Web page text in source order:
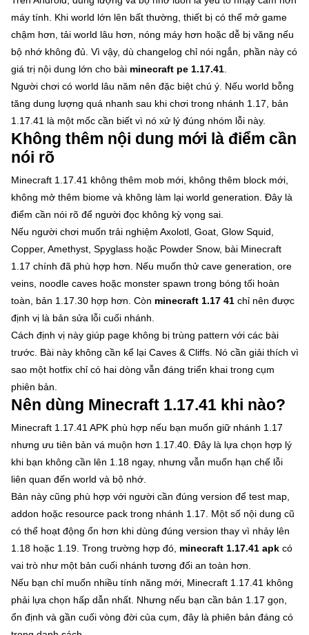
máy tính. Khi world lớn lên bất thường, thiết bị có thể mở game
chậm hơn, tải world lâu hơn, nóng máy hơn hoặc dễ bị văng nếu
bộ nhớ không đủ. Vì vậy, dù changelog chỉ nói ngắn, phần này có
giá trị nội dung lớn cho bài minecraft pe 1.17.41.
Người chơi có world lâu năm nên đặc biệt chú ý. Nếu world bỗng
tăng dung lượng quá nhanh sau khi chơi trong nhánh 1.17, bản
1.17.41 là một mốc cần biết vì nó xử lý đúng nhóm lỗi này.
Không thêm nội dung mới là điểm cần
nói rõ
Minecraft 1.17.41 không thêm mob mới, không thêm block mới,
không mở thêm biome và không làm lại world generation. Đây là
điểm cần nói rõ để người đọc không kỳ vọng sai.
Nếu người chơi muốn trải nghiệm Axolotl, Goat, Glow Squid,
Copper, Amethyst, Spyglass hoặc Powder Snow, bài Minecraft
1.17 chính đã phù hợp hơn. Nếu muốn thử cave generation, ore
veins, noodle caves hoặc monster spawn trong bóng tối hoàn
toàn, bản 1.17.30 hợp hơn. Còn minecraft 1.17 41chỉ nên được
định vị là bản sửa lỗi cuối nhánh.
Cách định vị này giúp page không bị trùng pattern với các bài
trước. Bài này không cần kể lại Caves & Cliffs. Nó cần giải thích vì
sao một hotfix chỉ có hai dòng vẫn đáng triển khai trong cụm
phiên bản.
Nên dùng Minecraft 1.17.41 khi nào?
Minecraft 1.17.41 APK phù hợp nếu bạn muốn giữ nhánh 1.17
nhưng ưu tiên bản vá muộn hơn 1.17.40. Đây là lựa chọn hợp lý
khi bạn không cần lên 1.18 ngay, nhưng vẫn muốn hạn chế lỗi
liên quan đến world và bộ nhớ.
Bản này cũng phù hợp với người cần đúng version để test map,
addon hoặc resource pack trong nhánh 1.17. Một số nội dung cũ
có thể hoạt động ổn hơn khi dùng đúng version thay vì nhảy lên
1.18 hoặc 1.19. Trong trường hợp đó, minecraft 1.17.41 apkcó
vai trò như một bản cuối nhánh tương đối an toàn hơn.
Nếu bạn chỉ muốn nhiều tính năng mới, Minecraft 1.17.41 không
phải lựa chọn hấp dẫn nhất. Nhưng nếu bạn cần bản 1.17 gọn,
ổn định và gần cuối vòng đời của cụm, đây là phiên bản đáng có